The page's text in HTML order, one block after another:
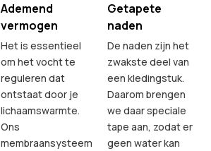
Ademend
vermogen
Het is essentieel
om het vocht te
reguleren dat
ontstaat door je
lichaamswarmte.
Ons
membraansysteem
Getapete
naden
De naden zijn het
zwakste deel van
een kledingstuk.
Daarom brengen
we daar speciale
tape aan, zodat er
geen water kan